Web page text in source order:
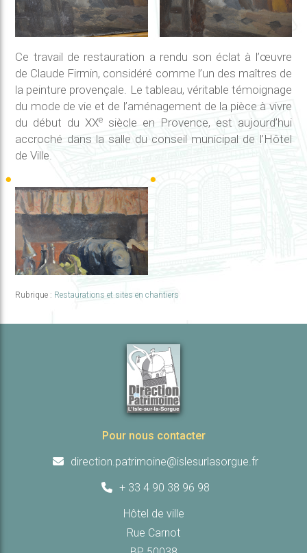
Ce travail de restauration a rendu son éclat à l’œuvre
de Claude Firmin, considéré comme l’un des maîtres de
la peinture provençale. Le tableau, véritable témoignage
du mode de vie et de l’aménagement de la pièce à vivre
du début du XXe siècle en Provence, est aujourd’hui
accroché dans la salle du conseil municipal de l’Hôtel
de Ville.
Rubrique : Restaurations et sites en chantiers
Pour nous contacter
direction.patrimoine@islesurlasorgue.fr
+ 33 4 90 38 96 98
Hôtel de ville
Rue Carnot